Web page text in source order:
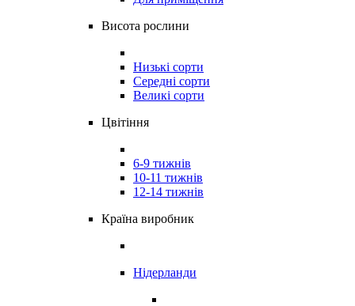
Висота рослини
Низькі сорти
Середні сорти
Великі сорти
Цвітіння
6-9 тижнів
10-11 тижнів
12-14 тижнів
Країна виробник
Нідерланди